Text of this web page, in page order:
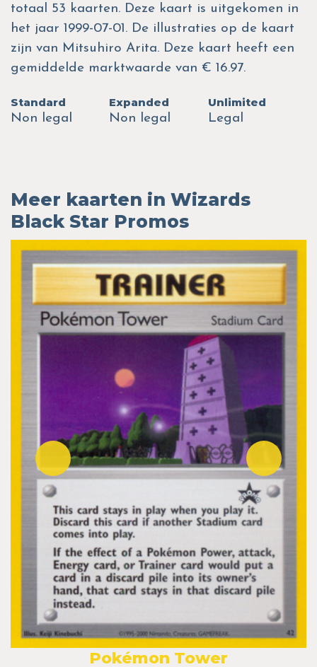
totaal 53 kaarten. Deze kaart is uitgekomen in
het jaar 1999-07-01. De illustraties op de kaart
zijn van Mitsuhiro Arita. Deze kaart heeft een
gemiddelde marktwaarde van € 16.97.
Standard
Non legal
Expanded
Non legal
Unlimited
Legal
Meer kaarten in Wizards
Black Star Promos
Pokémon Tower